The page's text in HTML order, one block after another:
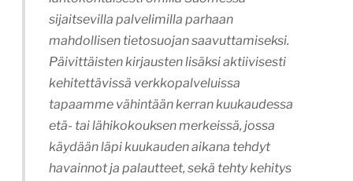
sijaitsevilla palvelimilla parhaan
mahdollisen tietosuojan saavuttamiseksi.
Päivittäisten kirjausten lisäksi aktiivisesti
kehitettävissä verkkopalveluissa
tapaamme vähintään kerran kuukaudessa
etä- tai lähikokouksen merkeissä, jossa
käydään läpi kuukauden aikana tehdyt
havainnot ja palautteet, sekä tehty kehitys